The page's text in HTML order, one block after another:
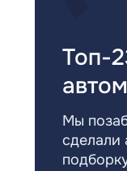
Топ-
Мы
сделали